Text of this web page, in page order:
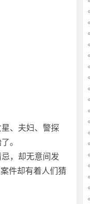
、夫妇、警探
。
，却无意间发
件却有着人们猜